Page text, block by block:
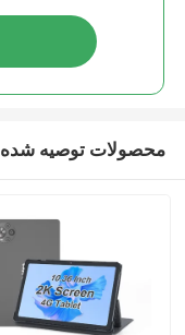
محصولات توصیه شده